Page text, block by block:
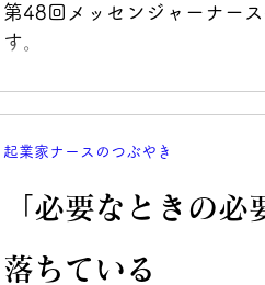
第48回メッセンジャーナー
す。
「必要なときの
落ちている
起業家ナースのつぶやき